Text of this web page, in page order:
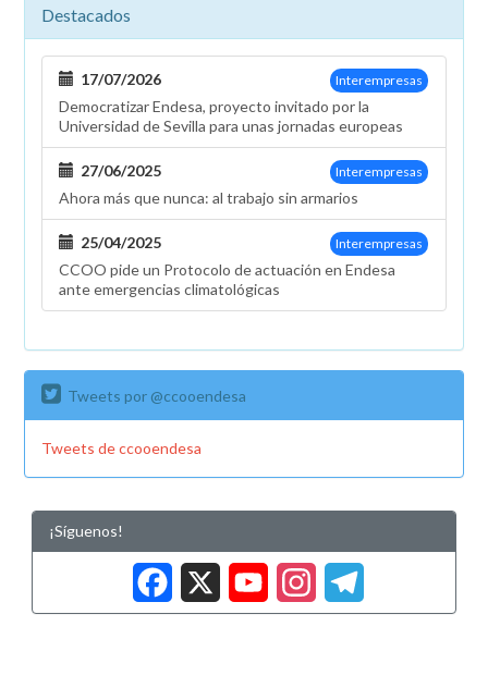
Destacados
Interempresas
17/07/2026
Democratizar Endesa, proyecto invitado por la
Universidad de Sevilla para unas jornadas europeas
Interempresas
27/06/2025
Ahora más que nunca: al trabajo sin armarios
Interempresas
25/04/2025
CCOO pide un Protocolo de actuación en Endesa
ante emergencias climatológicas
Tweets por @ccooendesa
Tweets de ccooendesa
¡Síguenos!
Facebook
X